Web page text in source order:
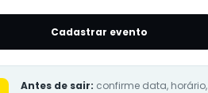
Cadastrar evento
Antes de sair: confirme data, horário,